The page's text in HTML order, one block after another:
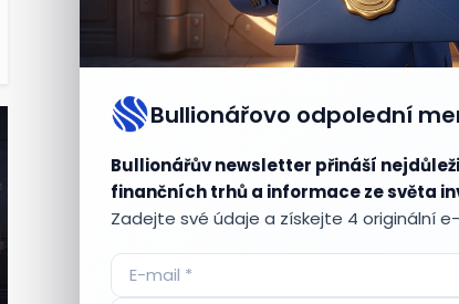
Bullionářovo odpolední
Bullionářův newsletter přináší
finančních trhů a informace ze světa
Zadejte své údaje a získejte 4 originální e-